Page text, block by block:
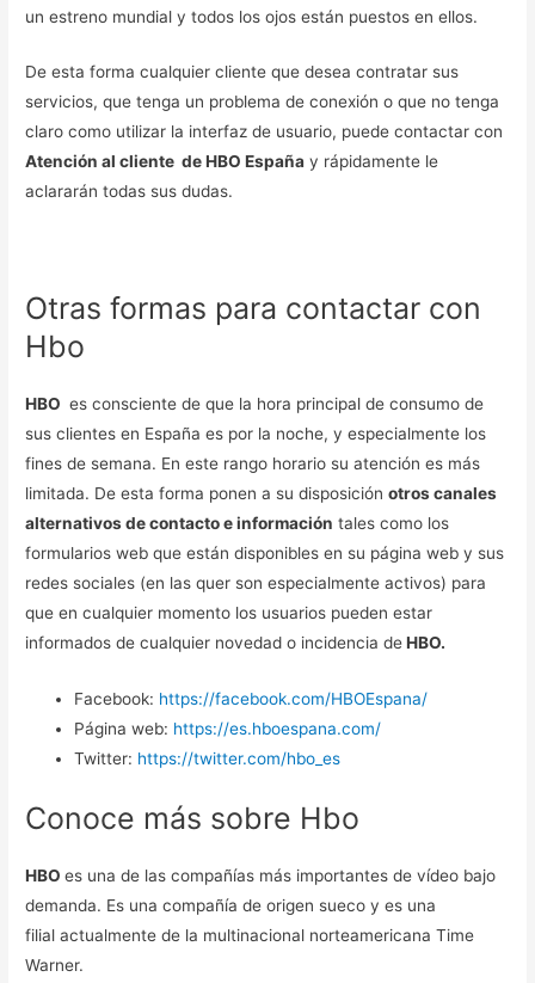
un estreno mundial y todos los ojos están puestos en ellos.
De esta forma cualquier cliente que desea contratar sus
servicios, que tenga un problema de conexión o que no tenga
claro como utilizar la interfaz de usuario, puede contactar con
Atención al cliente de HBO España y rápidamente le
aclararán todas sus dudas.
Otras formas para contactar con
Hbo
HBO es consciente de que la hora principal de consumo de
sus clientes en España es por la noche, y especialmente los
fines de semana. En este rango horario su atención es más
limitada. De esta forma ponen a su disposiciónotros canales
alternativos de contacto e información tales como los
formularios web que están disponibles en su página web y sus
redes sociales (en las quer son especialmente activos) para
que en cualquier momento los usuarios pueden estar
informados de cualquier novedad o incidencia deHBO.
Facebook: https://facebook.com/HBOEspana/
Página web: https://es.hboespana.com/
Twitter: https://twitter.com/hbo_es
Conoce más sobre Hbo
HBOes una de las compañías más importantes de vídeo bajo
demanda. Es una compañía de origen sueco y es una
filial actualmente de la multinacional norteamericana Time
Warner.